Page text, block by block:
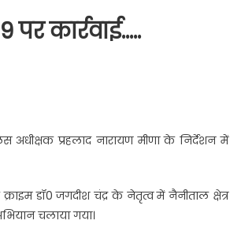
कार्रवाई…..
प्रहलाद नारायण मीणा के निर्देशन में
डॉ0 जगदीश चंद्र के नेतृत्व में नैनीताल क्षेत्र
चलाया गया।